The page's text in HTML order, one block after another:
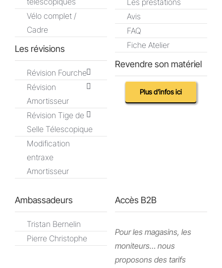
Vélo complet /
Cadre
Les révisions
Révision Fourche
Révision
Amortisseur
Révision Tige de
Selle Télescopique
Modification
entraxe
Amortisseur
Les prestations
Avis
FAQ
Fiche Atelier
Revendre son matériel
Plus d’infos ici
Ambassadeurs
Tristan Bernelin
Pierre Christophe
Accès B2B
Pour les magasins, les
moniteurs… nous
proposons des tarifs